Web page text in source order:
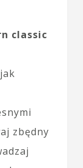
classic
zbędny